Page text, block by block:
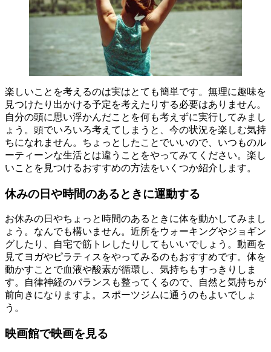
楽しいことを考えるのは実はとても簡単です。無理に趣味を
見つけたり出かける予定を考えたりする必要はありません。
自分の頭に思い浮かんだことを何も考えずに実行してみまし
ょう。頭でいろいろ考えてしまうと、今の状況を楽しむ気持
ちになれません。ちょっとしたことでいいので、いつものル
ーティーンな生活とは違うことをやってみてください。楽し
いことを見つけるおすすめの方法をいくつか紹介します。
休みの日や時間のあるときに運動する
お休みの日やちょっと時間のあるときに体を動かしてみまし
ょう。なんでも構いません。近所をウォーキングやジョギン
グしたり、自宅で筋トレしたりしてもいいでしょう。動画を
見てヨガやピラティスをやってみるのもおすすめです。体を
動かすことで血液や酸素が循環し、気持ちもすっきりしま
す。自律神経のバランスも整ってくるので、自然と気持ちが
前向きになりますよ。スポーツジムに通うのもよいでしょ
う。
映画館で映画を見る